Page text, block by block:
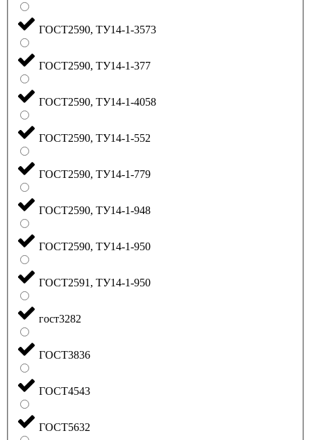
ГОСТ2590, ТУ14-1-3573
ГОСТ2590, ТУ14-1-377
ГОСТ2590, ТУ14-1-4058
ГОСТ2590, ТУ14-1-552
ГОСТ2590, ТУ14-1-779
ГОСТ2590, ТУ14-1-948
ГОСТ2590, ТУ14-1-950
ГОСТ2591, ТУ14-1-950
гост3282
ГОСТ3836
ГОСТ4543
ГОСТ5632